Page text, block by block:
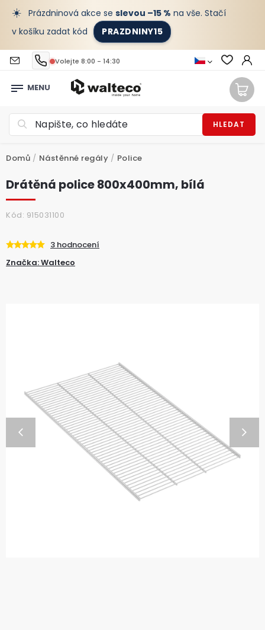
☀️ Prázdninová akce se slevou –15 % na vše. Stačí
v košíku zadat kód
PRAZDNINY15
Volejte 8:00 - 14:30
HLEDAT
Domů / Nástěnné regály / Police
Drátěná police 800x400mm, bílá
Kód: 915031100
3 hodnocení
Značka:Walteco